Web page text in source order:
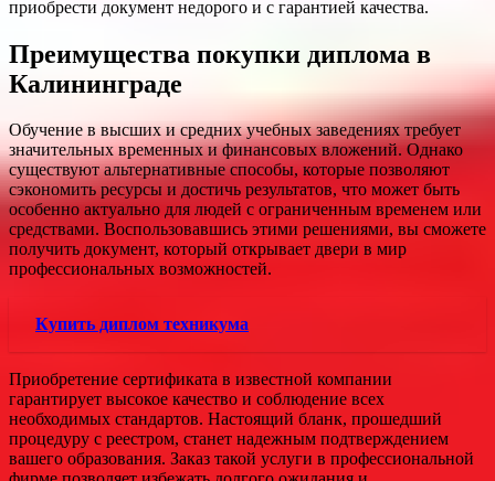
приобрести документ недорого и с гарантией качества.
Преимущества покупки диплома в
Калининграде
Обучение в высших и средних учебных заведениях требует
значительных временных и финансовых вложений. Однако
существуют альтернативные способы, которые позволяют
сэкономить ресурсы и достичь результатов, что может быть
особенно актуально для людей с ограниченным временем или
средствами. Воспользовавшись этими решениями, вы сможете
получить документ, который открывает двери в мир
профессиональных возможностей.
Купить диплом техникума
Приобретение сертификата в известной компании
гарантирует высокое качество и соблюдение всех
необходимых стандартов. Настоящий бланк, прошедший
процедуру с реестром, станет надежным подтверждением
вашего образования. Заказ такой услуги в профессиональной